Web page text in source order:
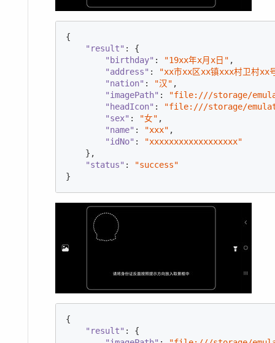
{
"result" : {
"birthday" : "19xx年x月x日" ,
"address" :
"xx市xx区xx镇xxx村卫村xx
"nation" : "汉" ,
"imagePath" :
"file:///storage/
"headIcon" :
"file:///storage/
"sex" : "女" ,
"name" : "xxx" ,
"idNo" :
"xxxxxxxxxxxxxxxxxx"
    },
"status" :
"success"
}
{
"result" : {